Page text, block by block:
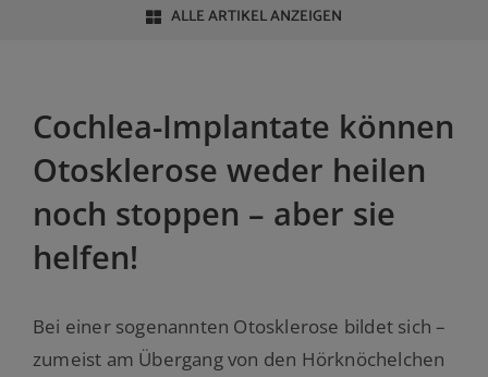
ALLE ARTIKEL ANZEIGEN
Cochlea-Implantate können
Otosklerose weder heilen
noch stoppen – aber sie
helfen!
Bei einer sogenannten Otosklerose bildet sich –
zumeist am Übergang von den Hörknöchelchen